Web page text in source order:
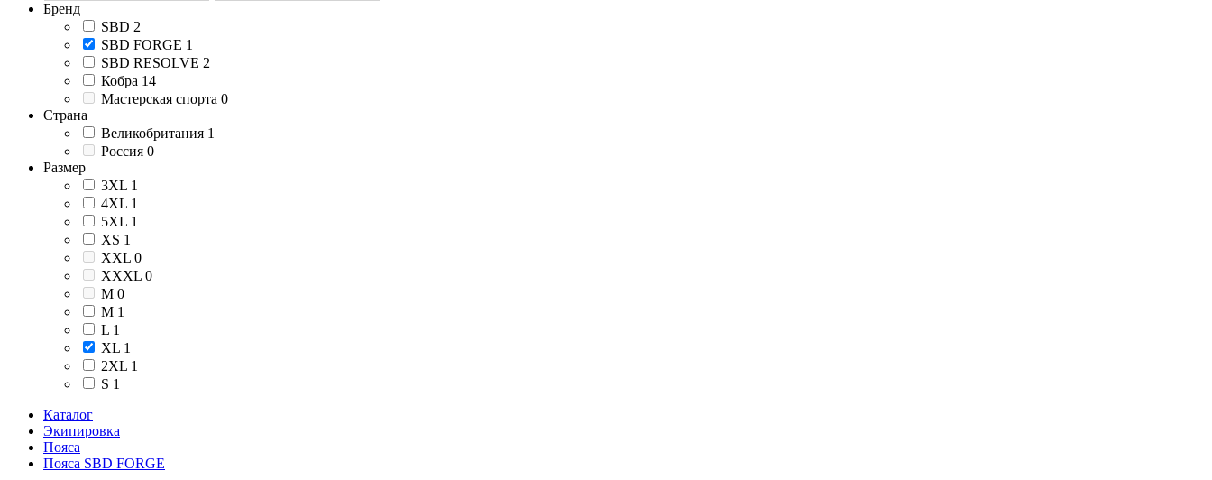
Бренд
SBD 2
SBD FORGE 1
SBD RESOLVE 2
Кобра 14
Мастерская спорта 0
Страна
Великобритания 1
Россия 0
Размер
3XL 1
4XL 1
5XL 1
XS 1
XXL 0
XXXL 0
М 0
M 1
L 1
XL 1
2XL 1
S 1
Каталог
Экипировка
Пояса
Пояса SBD FORGE